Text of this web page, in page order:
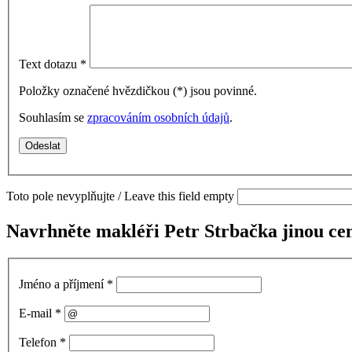
Text dotazu *
Položky označené hvězdičkou (*) jsou povinné.
Souhlasím se zpracováním osobních údajů.
Toto pole nevyplňujte / Leave this field empty
Navrhněte makléři Petr Strbačka jinou
Jméno a příjmení *
E-mail *
Telefon *